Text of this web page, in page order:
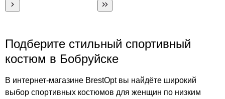
Подберите стильный спортивный
костюм в Бобруйске
В интернет-магазине BrestOpt вы найдёте широкий
выбор спортивных костюмов для женщин по низким